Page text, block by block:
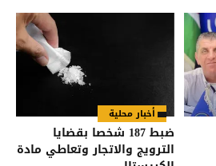
أخبار محلية
ضبط 187 شخصا بقضايا
الترويج والاتجار وتعاطي مادة